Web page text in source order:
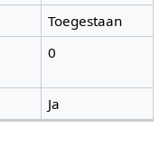
Toegestaan
0
Ja